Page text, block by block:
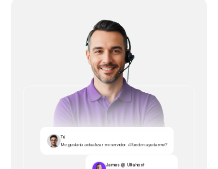
Tú
Me gustaría actualizar mi servidor. ¿Pueden ayudarme?
James @ Ultahost